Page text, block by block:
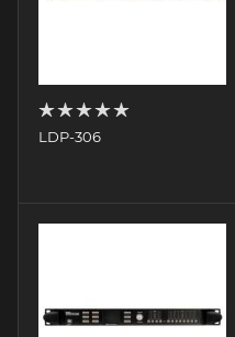
LDP-306